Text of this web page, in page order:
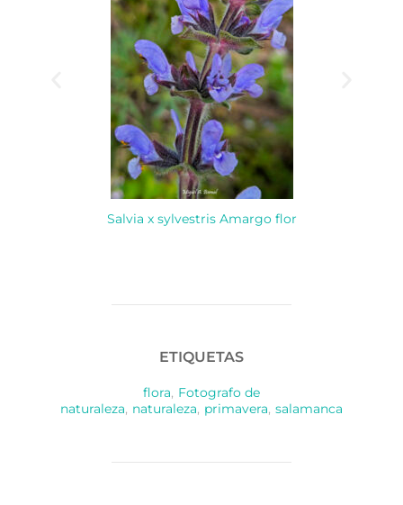
Salvia x sylvestris Amargo flor
ETIQUETAS
flora, Fotografo de
naturaleza, naturaleza, primavera, salamanca